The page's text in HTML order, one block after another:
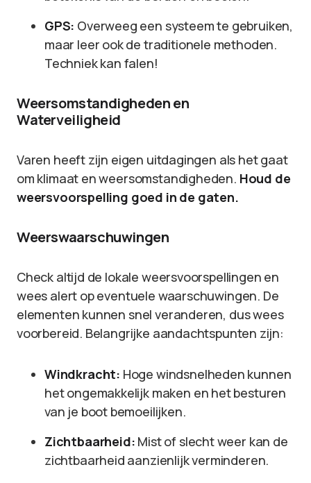
GPS: Overweeg een systeem te gebruiken,
maar leer ook de traditionele methoden.
Techniek kan falen!
Weersomstandigheden en
Waterveiligheid
Varen heeft zijn eigen uitdagingen als het gaat
om klimaat en weersomstandigheden. Houd de
weersvoorspelling goed in de gaten.
Weerswaarschuwingen
Check altijd de lokale weersvoorspellingen en
wees alert op eventuele waarschuwingen. De
elementen kunnen snel veranderen, dus wees
voorbereid. Belangrijke aandachtspunten zijn:
Windkracht: Hoge windsnelheden kunnen
het ongemakkelijk maken en het besturen
van je boot bemoeilijken.
Zichtbaarheid: Mist of slecht weer kan de
zichtbaarheid aanzienlijk verminderen.